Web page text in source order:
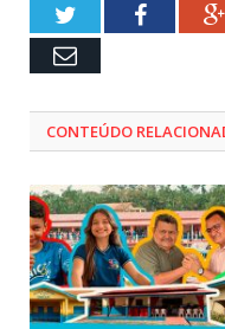
TwitterFacebook
Email
CONTEÚDO